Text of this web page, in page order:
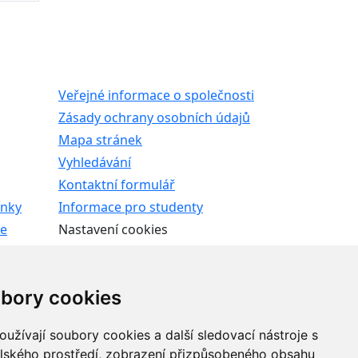
cookies
soubory cookies a další sledovací nástroje s
prostředí, zobrazení přizpůsobeného obsahu
Veřejné informace o společnosti
Zásady ochrany osobních údajů
Mapa stránek
Vyhledávání
Kontaktní formulář
Informace pro studenty
Nastavení cookies
v obchodním rejstříku vedeném Krajským
společností AGROFERT, a.s., IČO 26185610,